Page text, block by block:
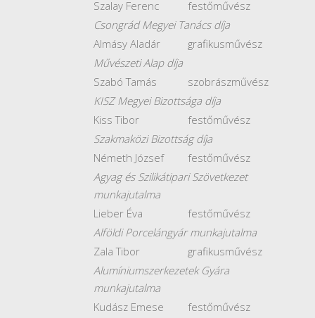
Szalay Ferenc
festőművész
Csongrád Megyei Tanács díja
Almásy Aladár
grafikusművész
Művészeti Alap díja
Szabó Tamás
szobrászművész
KISZ Megyei Bizottsága díja
Kiss Tibor
festőművész
Szakmaközi Bizottság díja
Németh József
festőművész
Agyag és Szilikátipari Szövetkezet
munkajutalma
Lieber Éva
festőművész
Alföldi Porcelángyár munkajutalma
Zala Tibor
grafikusművész
Alumíniumszerkezetek Gyára
munkajutalma
Kudász Emese
festőművész